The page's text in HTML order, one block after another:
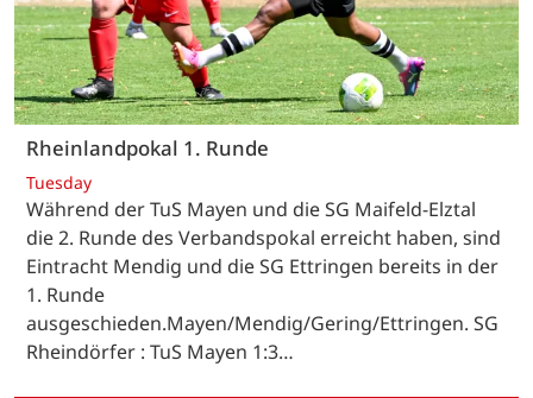
Rheinlandpokal 1. Runde
Tuesday
Während der TuS Mayen und die SG Maifeld-Elztal
die 2. Runde des Verbandspokal erreicht haben, sind
Eintracht Mendig und die SG Ettringen bereits in der
1. Runde
ausgeschieden.Mayen/Mendig/Gering/Ettringen. SG
Rheindörfer : TuS Mayen 1:3…